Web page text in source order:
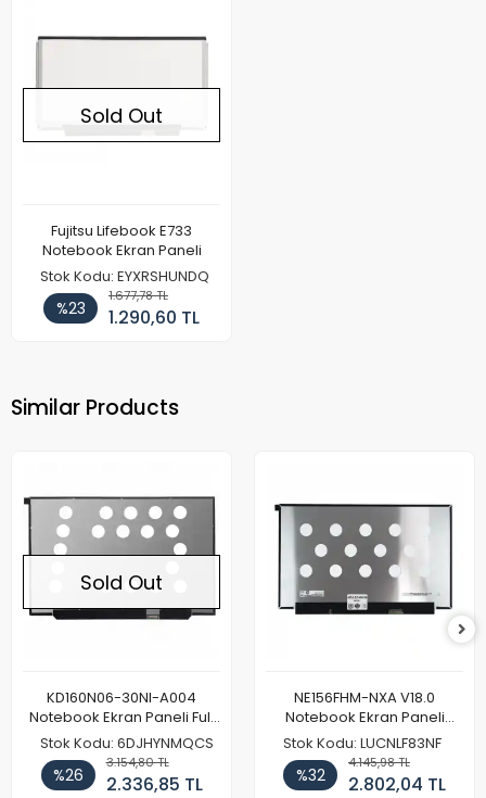
Sold Out
Fujitsu Lifebook E733
Notebook Ekran Paneli
Stok Kodu: EYXRSHUNDQ
%23
1.677,78 TL
1.290,60 TL
Similar Products
Sold Out
KD160N06-30NI-A004
Notebook Ekran Paneli Full
HD
Stok Kodu: 6DJHYNMQCS
%26
3.154,80 TL
2.336,85 TL
NE156FHM-NXA V18.0
Notebook Ekran Paneli
144Hz
Stok Kodu: LUCNLF83NF
%32
4.145,98 TL
2.802,04 TL